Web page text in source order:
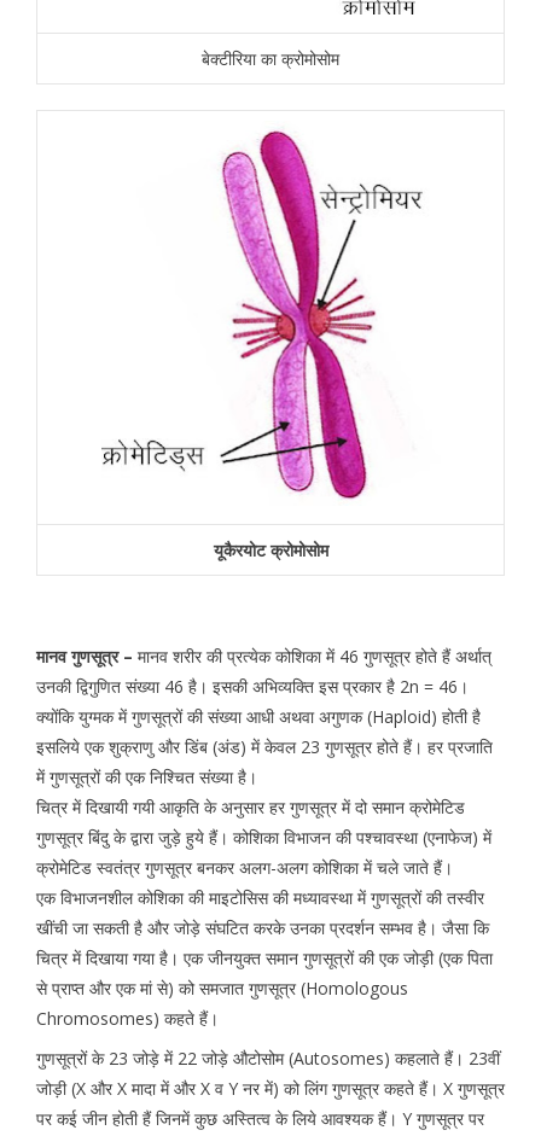
बेक्टीरिया का क्रोमोसोम
यूकैरयोट क्रोमोसोम
मानव गुणसूत्र – मानव शरीर की प्रत्येक कोशिका में 46 गुणसूत्र होते हैं अर्थात्
उनकी द्विगुणित संख्या 46 है। इसकी अभिव्यक्ति इस प्रकार है 2n = 46।
क्योंकि युग्मक में गुणसूत्रों की संख्या आधी अथवा अगुणक (Haploid) होती है
इसलिये एक शुक्राणु और डिंब (अंड) में केवल 23 गुणसूत्र होते हैं। हर प्रजाति
में गुणसूत्रों की एक निश्चित संख्या है।
चित्र में दिखायी गयी आकृति के अनुसार हर गुणसूत्र में दो समान क्रोमेटिड
गुणसूत्र बिंदु के द्वारा जुड़े हुये हैं। कोशिका विभाजन की पश्चावस्था (एनाफेज) में
क्रोमेटिड स्वतंत्र गुणसूत्र बनकर अलग-अलग कोशिका में चले जाते हैं।
एक विभाजनशील कोशिका की माइटोसिस की मध्यावस्था में गुणसूत्रों की तस्वीर
खींची जा सकती है और जोड़े संघटित करके उनका प्रदर्शन सम्भव है। जैसा कि
चित्र में दिखाया गया है। एक जीनयुक्त समान गुणसूत्रों की एक जोड़ी (एक पिता
से प्राप्त और एक मां से) को समजात गुणसूत्र (Homologous
Chromosomes) कहते हैं।
गुणसूत्रों के 23 जोड़े में 22 जोड़े औटोसोम (Autosomes) कहलाते हैं। 23वीं
जोड़ी (X और X मादा में और X व Y नर में) को लिंग गुणसूत्र कहते हैं। X गुणसूत्र
पर कई जीन होती हैं जिनमें कुछ अस्तित्व के लिये आवश्यक हैं। Y गुणसूत्र पर